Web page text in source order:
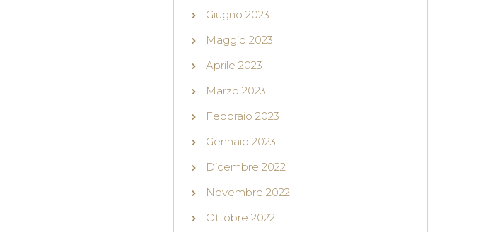
Giugno 2023
Maggio 2023
Aprile 2023
Marzo 2023
Febbraio 2023
Gennaio 2023
Dicembre 2022
Novembre 2022
Ottobre 2022